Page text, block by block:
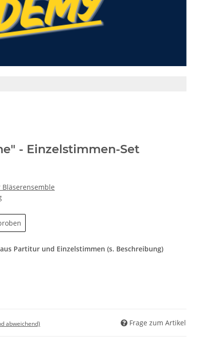
- Einzelstimmen-Set
Partitur und Einzelstimmen (s. Beschreibung)
abweichend) Frage zum Artikel